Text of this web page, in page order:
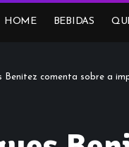
HOME BEBIDAS
Benitez comenta sobre a